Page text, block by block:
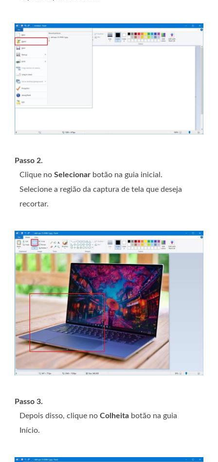
Passo 2.
Clique no Selecionar botão na guia inicial.
Selecione a região da captura de tela que deseja
recortar.
Passo 3.
Depois disso, clique no Colheita botão na guia
Início.